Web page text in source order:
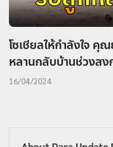
โซเชียลให้กำลังใจ
หลานกลับบ้านช่วงสง
16/04/2024